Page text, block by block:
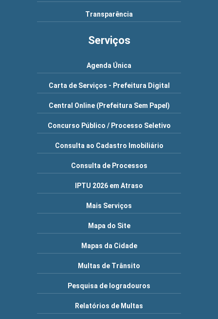
Transparência
Serviços
Agenda Única
Carta de Serviços - Prefeitura Digital
Central Online (Prefeitura Sem Papel)
Concurso Público / Processo Seletivo
Consulta ao Cadastro Imobiliário
Consulta de Processos
IPTU 2026 em Atraso
Mais Serviços
Mapa do Site
Mapas da Cidade
Multas de Trânsito
Pesquisa de logradouros
Relatórios de Multas